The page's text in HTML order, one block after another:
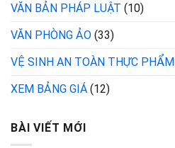
VĂN BẢN PHÁP LUẬT (10)
VĂN PHÒNG ẢO (33)
VỆ SINH AN TOÀN THỰC PHẨM
XEM BẢNG GIÁ (12)
BÀI VIẾT MỚI